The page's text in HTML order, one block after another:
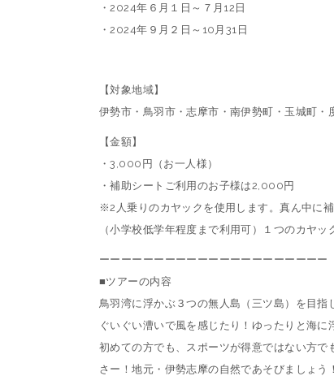
・2024年６月１日～７月12日
・2024年９月２日～10月31日
【対象地域】
伊勢市・鳥羽市・志摩市・南伊勢町・玉城町・
【金額】
・3,000円（お一人様）
・補助シートご利用のお子様は2,000円
※2人乗りのカヤックを使用します。真ん中に
（小学校低学年程度まで利用可）１つのカヤッ
ーーーーーーーーーーーーーーーーーーーーー
■ツアーの内容
鳥羽湾に浮かぶ３つの無人島（三ツ島）を目指
ぐいぐい漕いで風を感じたり！ゆったりと海に
初めての方でも、スポーツが得意ではない方で
さー！地元・伊勢志摩の自然であそびましょう！